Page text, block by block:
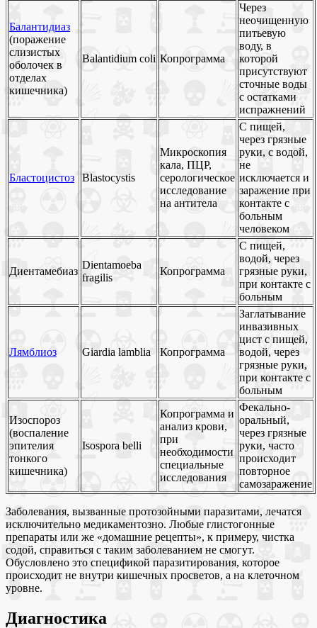
Балантидиаз
(поражение
слизистых
оболочек в
отделах
кишечника)
Balantidium coli Копрограмма
Через
неочищенную
питьевую
воду, в
которой
присутствуют
сточные воды
с остатками
испражнений
Бластоцистоз Blastocystis
Микроскопия
кала, ПЦР,
серологическое
исследование
на антитела
С пищей,
через грязные
руки, с водой,
не
исключается и
заражение при
контакте с
больным
человеком
Диентамебиаз
Dientamoeba
fragilis
Копрограмма
С пищей,
водой, через
грязные руки,
при контакте с
больным
Лямблиоз Giardia lamblia Копрограмма
Заглатывание
инвазивных
цист с пищей,
водой, через
грязные руки,
при контакте с
больным
Изоспороз
(воспаление
эпителия
тонкого
кишечника)
Isospora belli
Копрограмма и
анализ крови,
при
необходимости
специальные
исследования
Фекально-
оральный,
через грязные
руки, часто
происходит
повторное
самозаражение
Заболевания, вызванные протозойными паразитами, лечатся
исключительно медикаментозно. Любые глистогонные
препараты или же «домашние рецепты», к примеру, чистка
содой, справиться с таким заболеванием не смогут.
Обусловлено это спецификой паразитирования, которое
происходит не внутри кишечных просветов, а на клеточном
уровне.
Диагностика